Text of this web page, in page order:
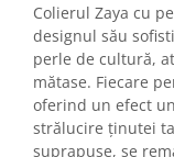
Colierul Zaya cu
designul său
perle de cultură,
mătase. Fiecare
oferind un efect
strălucire ținutei
suprapuse, se